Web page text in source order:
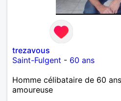
trezavous
Saint-Fulgent - 60 ans
Homme célibataire de 60
amoureuse